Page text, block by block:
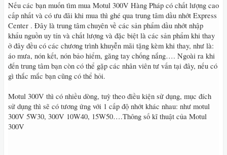
Nếu các bạn muốn tìm mua Motul 300V Hàng Pháp có chất lượng cao
cấp nhất và có ưu đãi khi mua thì ghé qua trung tâm dầu nhớt Express
Center . Đây là trung tâm chuyên về các sản phẩm dầu nhớt nhập
khẩu nguồn uy tín và chất lượng và đặc biệt là các sản phẩm khi thay
ở đây đều có các chương trình khuyễn mãi tặng kèm khi thay, như là:
áo mưa, nón kết, nón bảo hiểm, găng tay chống nắng…. Ngoài ra khi
đến trung tâm bạn còn có thể gặp các nhân viên tư vấn tại đây, nếu có
gì thắc mắc bạn cũng có thể hỏi.
Motul 300V thì có nhiều dòng, tuỳ theo điều kiện sử dụng, mục đích
sử dụng thì sẽ có tương ứng với 1 cấp độ nhớt khác nhau: như motul
300V 5W30, 300V 10W40, 15W50….Thông số kĩ thuật của Motul
300V